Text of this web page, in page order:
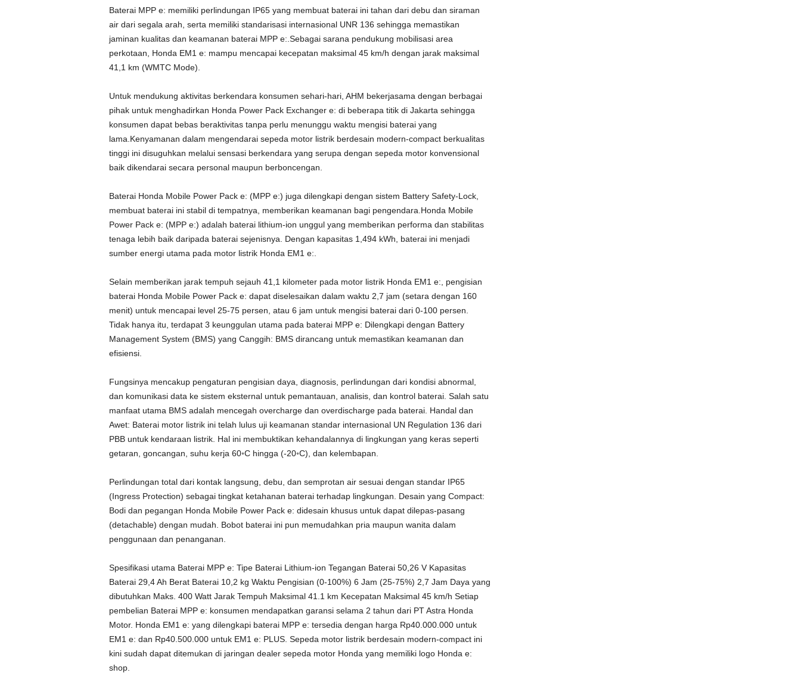
Baterai MPP e: memiliki perlindungan IP65 yang membuat baterai ini tahan dari debu dan siraman
air dari segala arah, serta memiliki standarisasi internasional UNR 136 sehingga memastikan
jaminan kualitas dan keamanan baterai MPP e:.Sebagai sarana pendukung mobilisasi area
perkotaan, Honda EM1 e: mampu mencapai kecepatan maksimal 45 km/h dengan jarak maksimal
41,1 km (WMTC Mode).
Untuk mendukung aktivitas berkendara konsumen sehari-hari, AHM bekerjasama dengan berbagai
pihak untuk menghadirkan Honda Power Pack Exchanger e: di beberapa titik di Jakarta sehingga
konsumen dapat bebas beraktivitas tanpa perlu menunggu waktu mengisi baterai yang
lama.Kenyamanan dalam mengendarai sepeda motor listrik berdesain modern-compact berkualitas
tinggi ini disuguhkan melalui sensasi berkendara yang serupa dengan sepeda motor konvensional
baik dikendarai secara personal maupun berboncengan.
Baterai Honda Mobile Power Pack e: (MPP e:) juga dilengkapi dengan sistem Battery Safety-Lock,
membuat baterai ini stabil di tempatnya, memberikan keamanan bagi pengendara.Honda Mobile
Power Pack e: (MPP e:) adalah baterai lithium-ion unggul yang memberikan performa dan stabilitas
tenaga lebih baik daripada baterai sejenisnya. Dengan kapasitas 1,494 kWh, baterai ini menjadi
sumber energi utama pada motor listrik Honda EM1 e:.
Selain memberikan jarak tempuh sejauh 41,1 kilometer pada motor listrik Honda EM1 e:, pengisian
baterai Honda Mobile Power Pack e: dapat diselesaikan dalam waktu 2,7 jam (setara dengan 160
menit) untuk mencapai level 25-75 persen, atau 6 jam untuk mengisi baterai dari 0-100 persen.
Tidak hanya itu, terdapat 3 keunggulan utama pada baterai MPP e: Dilengkapi dengan Battery
Management System (BMS) yang Canggih: BMS dirancang untuk memastikan keamanan dan
efisiensi.
Fungsinya mencakup pengaturan pengisian daya, diagnosis, perlindungan dari kondisi abnormal,
dan komunikasi data ke sistem eksternal untuk pemantauan, analisis, dan kontrol baterai. Salah satu
manfaat utama BMS adalah mencegah overcharge dan overdischarge pada baterai. Handal dan
Awet: Baterai motor listrik ini telah lulus uji keamanan standar internasional UN Regulation 136 dari
PBB untuk kendaraan listrik. Hal ini membuktikan kehandalannya di lingkungan yang keras seperti
getaran, goncangan, suhu kerja 60◦C hingga (-20◦C), dan kelembapan.
Perlindungan total dari kontak langsung, debu, dan semprotan air sesuai dengan standar IP65
(Ingress Protection) sebagai tingkat ketahanan baterai terhadap lingkungan. Desain yang Compact:
Bodi dan pegangan Honda Mobile Power Pack e: didesain khusus untuk dapat dilepas-pasang
(detachable) dengan mudah. Bobot baterai ini pun memudahkan pria maupun wanita dalam
penggunaan dan penanganan.
Spesifikasi utama Baterai MPP e: Tipe Baterai Lithium-ion Tegangan Baterai 50,26 V Kapasitas
Baterai 29,4 Ah Berat Baterai 10,2 kg Waktu Pengisian (0-100%) 6 Jam (25-75%) 2,7 Jam Daya yang
dibutuhkan Maks. 400 Watt Jarak Tempuh Maksimal 41.1 km Kecepatan Maksimal 45 km/h Setiap
pembelian Baterai MPP e: konsumen mendapatkan garansi selama 2 tahun dari PT Astra Honda
Motor. Honda EM1 e: yang dilengkapi baterai MPP e: tersedia dengan harga Rp40.000.000 untuk
EM1 e: dan Rp40.500.000 untuk EM1 e: PLUS. Sepeda motor listrik berdesain modern-compact ini
kini sudah dapat ditemukan di jaringan dealer sepeda motor Honda yang memiliki logo Honda e:
shop.